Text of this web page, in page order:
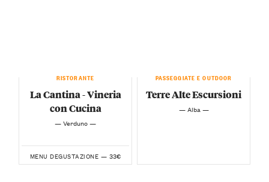
RISTORANTE
La Cantina - Vineria
con Cucina
— Verduno —
MENU DEGUSTAZIONE — 33€
PASSEGGIATE E OUTDOOR
Terre Alte Escursioni
— Alba —